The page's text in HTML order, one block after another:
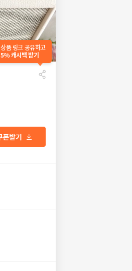
상품 링크 공유하고
5% 캐시백 받기